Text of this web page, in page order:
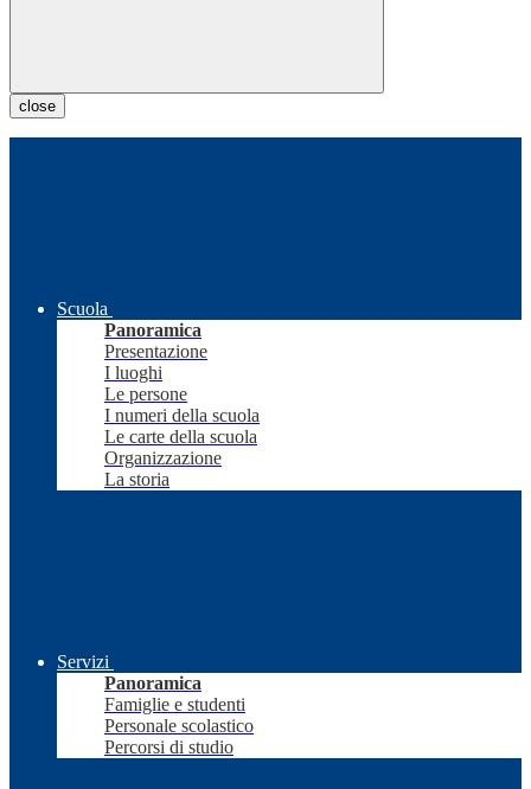
close
Scuola
Panoramica
Presentazione
I luoghi
Le persone
I numeri della scuola
Le carte della scuola
Organizzazione
La storia
Servizi
Panoramica
Famiglie e studenti
Personale scolastico
Percorsi di studio